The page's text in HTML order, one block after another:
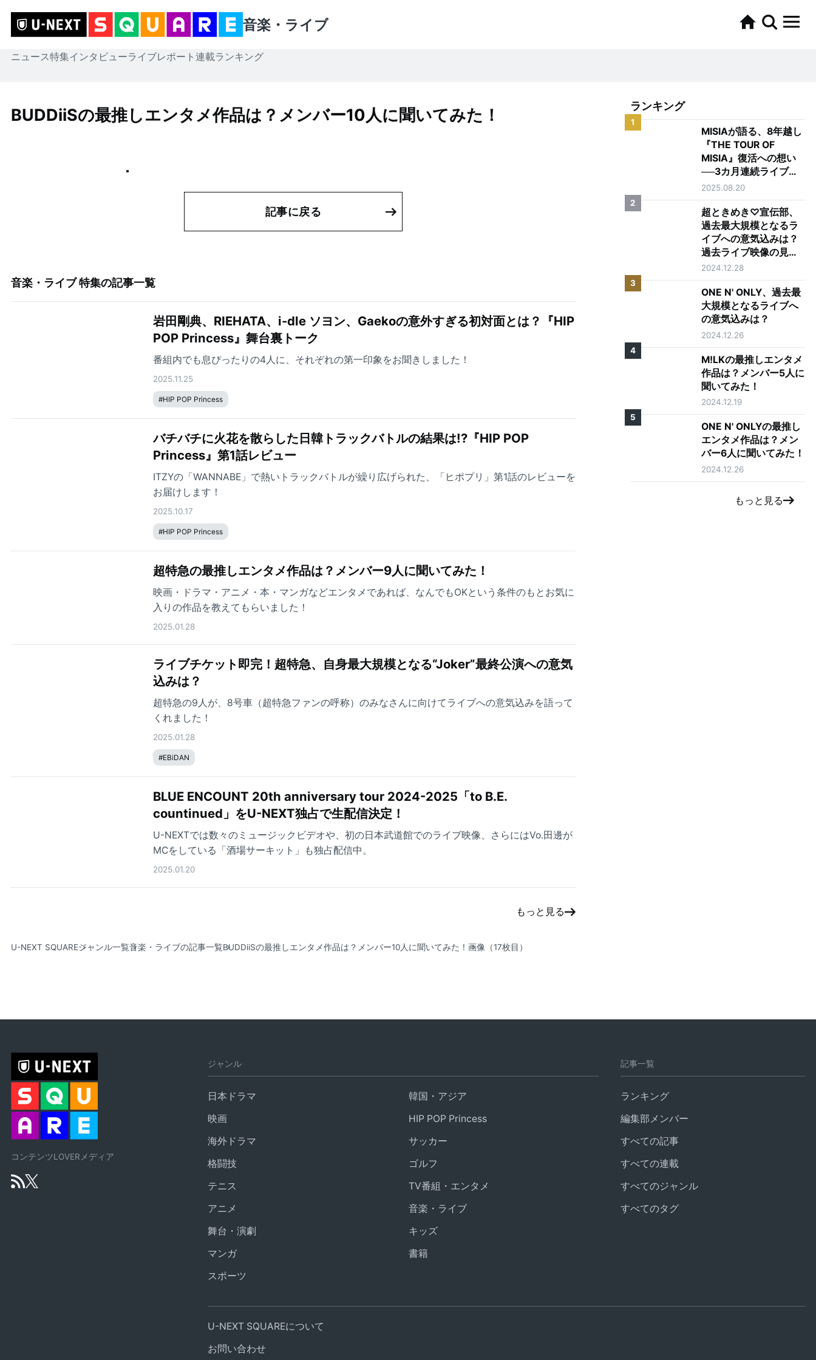
音楽・ライブ
ニュース特集インタビューライブレポート 連載ランキング
BUDDiiSの最推しエンタメ作品は？メンバー10人に聞いてみた！
記事に戻る
音楽・ライブ 特集の記事一覧
岩田剛典、RIEHATA、i-dle ソヨン、Gaekoの意外すぎる初対面とは？『HIP
POP Princess』舞台裏トーク
番組内でも息ぴったりの4人に、それぞれの第一印象をお聞きしました！
2025.11.25
#HIP POP Princess
バチバチに火花を散らした日韓トラックバトルの結果は!?『HIP POP
Princess』第1話レビュー
ITZYの「WANNABE」で熱いトラックバトルが繰り広げられた、「ヒポプリ」第1話のレビューを
お届けします！
2025.10.17
#HIP POP Princess
超特急の最推しエンタメ作品は？メンバー9人に聞いてみた！
映画・ドラマ・アニメ・本・マンガなどエンタメであれば、なんでもOKという条件のもとお気に
入りの作品を教えてもらいました！
2025.01.28
ライブチケット即完！超特急、自身最大規模となる“Joker”最終公演への意気
込みは？
超特急の9人が、8号車（超特急ファンの呼称）のみなさんに向けてライブへの意気込みを語って
くれました！
2025.01.28
#EBiDAN
BLUE ENCOUNT 20th anniversary tour 2024-2025「to B.E.
countinued」をU-NEXT独占で生配信決定！
U-NEXTでは数々のミュージックビデオや、初の日本武道館でのライブ映像、さらにはVo.田邊が
MCをしている「酒場サーキット」も独占配信中。
2025.01.20
もっと見る
U-NEXT SQUAREジャンル一覧音楽・ライブの記事一覧BUDDiiSの最推しエンタメ作品は？メンバー10人に聞いてみた！ 画像（17枚目）
ランキング
1
MISIAが語る、8年越し
『THE TOUR OF
MISIA』復活への想い
──3カ月連続ライブ配
信 記念インタビュー
2025.08.20
2
超ときめき♡宣伝部、
過去最大規模となるラ
イブへの意気込みは？
過去ライブ映像の見ど
ころも聞いてみた！
2024.12.28
3
ONE N' ONLY、過去最
大規模となるライブへ
の意気込みは？
2024.12.26
4
M!LKの最推しエンタメ
作品は？メンバー5人に
聞いてみた！
2024.12.19
5
ONE N' ONLYの最推し
エンタメ作品は？メン
バー6人に聞いてみた！
2024.12.26
もっと見る
コンテンツLOVERメディア
ジャンル
日本ドラマ
韓国・アジア
映画
HIP POP Princess
海外ドラマ
サッカー
格闘技
ゴルフ
テニス
TV番組・エンタメ
アニメ
音楽・ライブ
舞台・演劇
キッズ
マンガ
書籍
スポーツ
記事一覧
ランキング
編集部メンバー
すべての記事
すべての連載
すべてのジャンル
すべてのタグ
U-NEXT SQUAREについて
お問い合わせ